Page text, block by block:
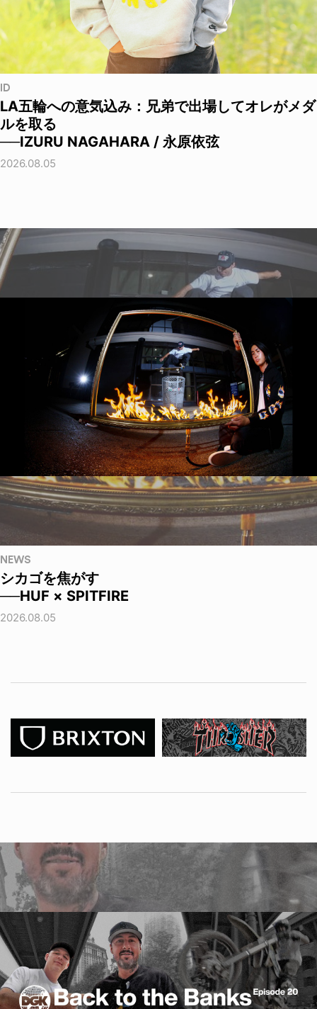
ID
LA五輪への意気込み：兄弟で出場してオレがメダ
ルを取る
──IZURU NAGAHARA / 永原依弦
2026.08.05
NEWS
シカゴを焦がす
──HUF × SPITFIRE
2026.08.05